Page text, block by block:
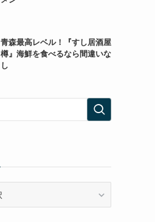
青森最高レベル！『すし居酒屋
樽』海鮮を食べるなら間違いな
し